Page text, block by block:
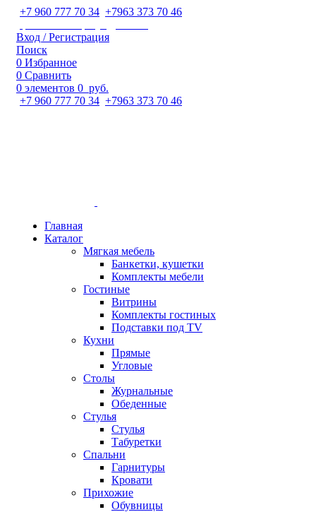
+7 960 777 70 34 +7963 373 70 46
Вход / Регистрация
Поиск
0 Избранное
0 Сравнить
0 элементов 0 руб.
+7 960 777 70 34 +7963 373 70 46
Главная
Каталог
Мягкая мебель
Банкетки, кушетки
Комплекты мебели
Гостиные
Витрины
Комплекты гостиных
Подставки под TV
Кухни
Прямые
Угловые
Столы
Журнальные
Обеденные
Стулья
Стулья
Табуретки
Спальни
Гарнитуры
Кровати
Прихожие
Обувницы